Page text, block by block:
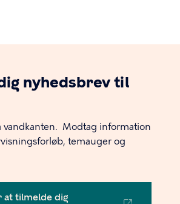
nyhedsbrev til
vandkanten. Modtag information
temauger og
at tilmelde dig